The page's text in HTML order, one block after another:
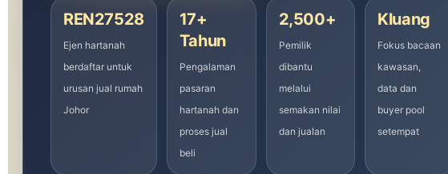
REN27528
Ejen hartanah
berdaftar untuk
urusan jual rumah
Johor
17+
Tahun
Pengalaman
pasaran
hartanah dan
proses jual
beli
2,500+
Pemilik
dibantu
melalui
semakan nilai
dan jualan
Kluang
Fokus bacaan
kawasan,
data dan
buyer pool
setempat